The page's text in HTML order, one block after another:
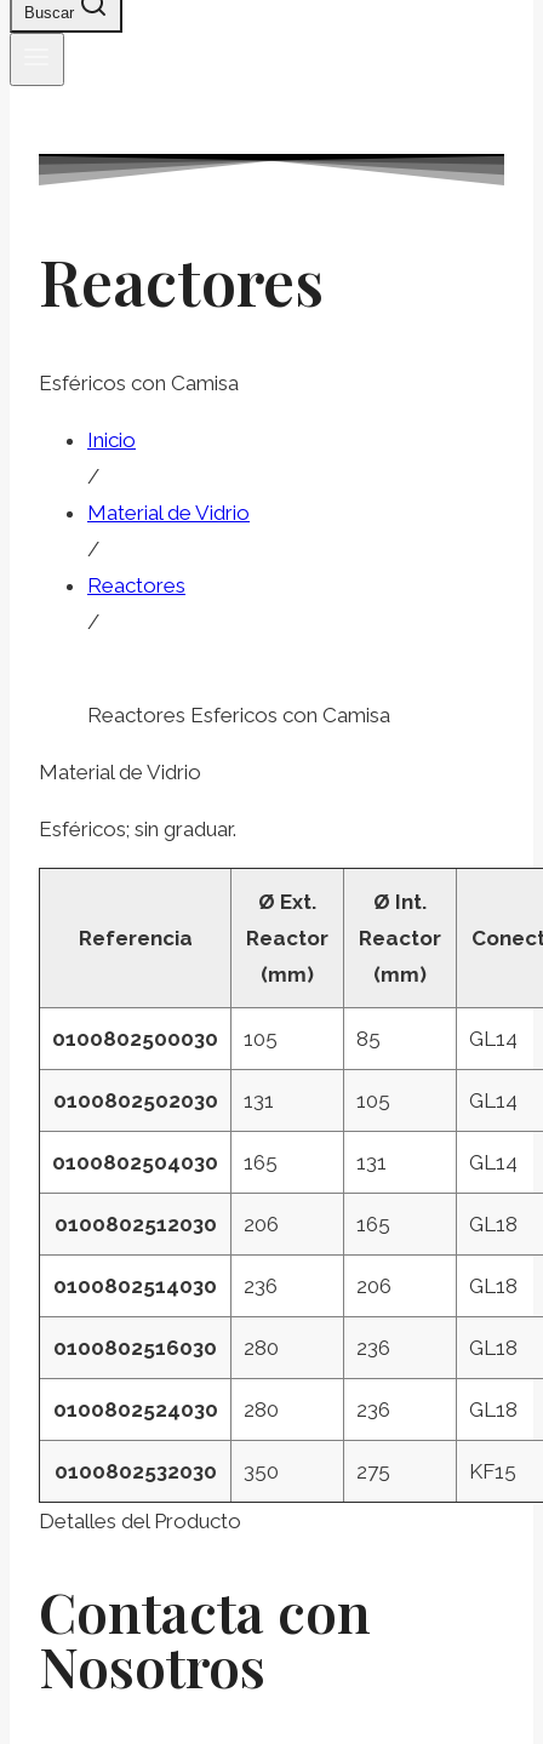
Buscar
Reactores
Esféricos con Camisa
Inicio
/
Material de Vidrio
/
Reactores
/
Reactores Esfericos con Camisa
Material de Vidrio
Esféricos; sin graduar.
Referencia
Ø Ext.
Reactor
(mm)
Ø Int.
Reactor
(mm)
0100802500030 105 85 GL14
0100802502030 131 105 GL14
0100802504030 165 131 GL14
0100802512030 206 165 GL18
0100802514030 236 206 GL18
0100802516030 280 236 GL18
0100802524030 280 236 GL18
0100802532030 350 275 KF15
Detalles del Producto
Contacta con
Nosotros